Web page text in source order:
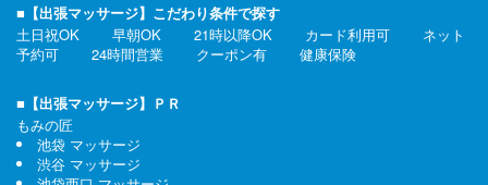
■【出張マッサージ】こだわり条件で探す
土日祝OK
早朝OK 21時以降OK カード利用可
ネット
予約可
24時間営業 クーポン有 健康保険
■【出張マッサージ】ＰＲ
もみの匠
池袋 マッサージ
渋谷 マッサージ